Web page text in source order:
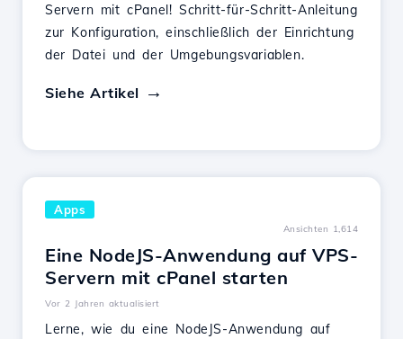
Servern mit cPanel! Schritt-für-Schritt-Anleitung
zur Konfiguration, einschließlich der Einrichtung
der Datei und der Umgebungsvariablen.
Siehe Artikel
Apps
Ansichten 1,614
Eine NodeJS-Anwendung auf VPS-
Servern mit cPanel starten
Vor 2 Jahren aktualisiert
Lerne, wie du eine NodeJS-Anwendung auf